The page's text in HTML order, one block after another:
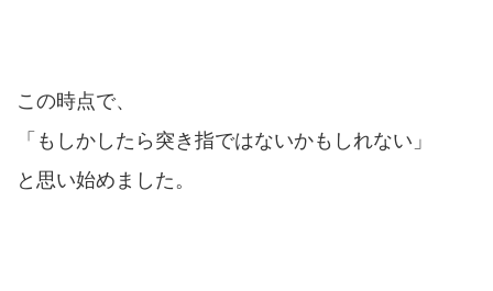
この時点で、
「もしかしたら突き指ではないかもしれない」
と思い始めました。